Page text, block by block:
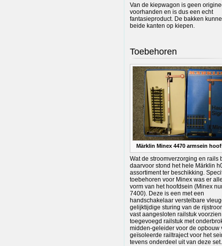
Van de kiepwagon is geen
voorhanden en is dus een echt
fantasieproduct. De bakken
beide kanten op kiepen.
Toebehoren
Märklin Minex 4470 armsein
Wat de stroomverzorging en rails
daarvoor stond het hele Märklin
assortiment ter beschikking.
toebehoren voor Minex was er
vorm van het hoofdsein (Minex
7400). Deze is een met een
handschakelaar verstelbare
gelijktijdige sturing van de
vast aangesloten railstuk
toegevoegd railstuk met
midden-geleider voor de opbouw
geïsoleerde railtraject voor het
tevens onderdeel uit van deze set.